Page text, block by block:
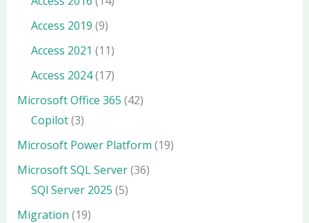
Access 2019 (9)
Access 2021 (11)
Access 2024(17)
Microsoft Office 365 (42)
Copilot(3)
Microsoft Power Platform (19)
Microsoft SQL Server(36)
SQl Server 2025 (5)
Migration (19)